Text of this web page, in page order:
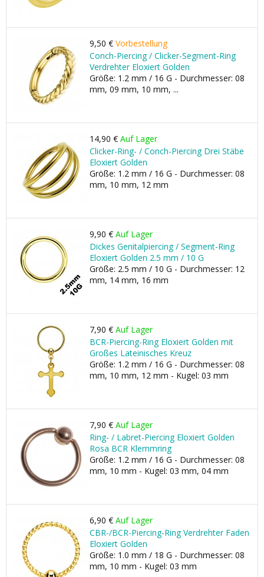
9,50 € Vorbestellung
Conch-Piercing / Clicker-Segment-Ring
Verdrehter Eloxiert Golden
Größe: 1.2 mm / 16 G - Durchmesser: 08
mm, 09 mm, 10 mm, ...
14,90 € Auf Lager
Clicker-Ring- / Conch-Piercing Drei Stäbe
Eloxiert Golden
Größe: 1.2 mm / 16 G - Durchmesser: 08
mm, 10 mm, 12 mm
9,90 € Auf Lager
Dickes Genitalpiercing / Segment-Ring
Eloxiert Golden 2.5 mm / 10 G
Größe: 2.5 mm / 10 G - Durchmesser: 12
mm, 14 mm, 16 mm
7,90 € Auf Lager
BCR-Piercing-Ring Eloxiert Golden mit
Großes Lateinisches Kreuz
Größe: 1.2 mm / 16 G - Durchmesser: 08
mm, 10 mm, 12 mm - Kugel: 03 mm
7,90 € Auf Lager
Ring- / Labret-Piercing Eloxiert Golden
Rosa BCR Klemmring
Größe: 1.2 mm / 16 G - Durchmesser: 08
mm, 10 mm - Kugel: 03 mm, 04 mm
6,90 € Auf Lager
CBR-/BCR-Piercing-Ring Verdrehter Faden
Eloxiert Golden
Größe: 1.0 mm / 18 G - Durchmesser: 08
mm, 10 mm - Kugel: 03 mm